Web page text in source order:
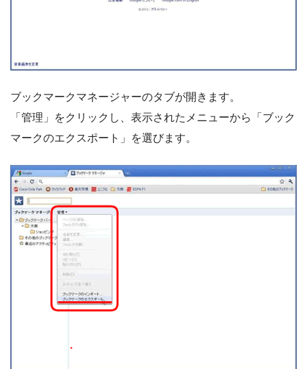
ブックマークマネージャーのタブが開きます。
「管理」をクリックし、表示されたメニューから「ブック
マークのエクスポート」を選びます。